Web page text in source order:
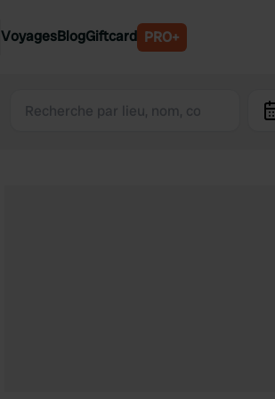
Slovénie
VoyagesBlogGiftcard PRO+